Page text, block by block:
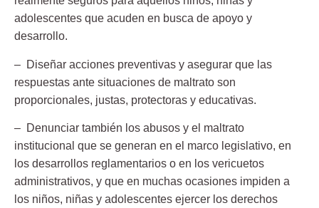
adolescentes que acuden en busca de apoyo y
desarrollo.
– Diseñar acciones preventivas y asegurar que las
respuestas ante situaciones de maltrato son
proporcionales, justas, protectoras y educativas.
– Denunciar también los abusos y el maltrato
institucional que se generan en el marco legislativo, en
los desarrollos reglamentarios o en los vericuetos
administrativos, y que en muchas ocasiones impiden a
los niños, niñas y adolescentes ejercer los derechos